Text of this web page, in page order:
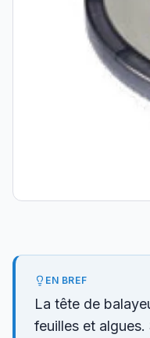
EN BREF
La tête de
feuilles et